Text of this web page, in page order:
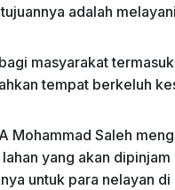
adalah
masyarakat
tempat berkeluh
Mohammad Saleh
yang akan
untuk para nelayan di